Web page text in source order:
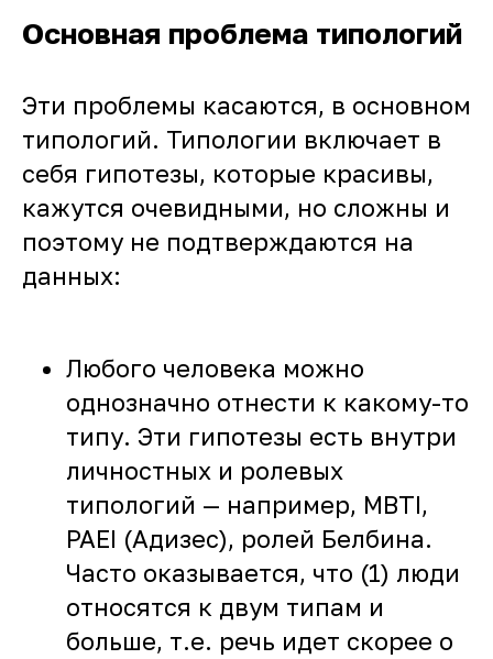
Основная проблема типологий
Эти проблемы касаются, в основном
типологий. Типологии включает в
себя гипотезы, которые красивы,
кажутся очевидными, но сложны и
поэтому не подтверждаются на
данных:
Любого человека можно
однозначно отнести к какому-то
типу. Эти гипотезы есть внутри
личностных и ролевых
типологий — например, MBTI,
PAEI (Адизес), ролей Белбина.
Часто оказывается, что (1) люди
относятся к двум типам и
больше, т.е. речь идет скорее о